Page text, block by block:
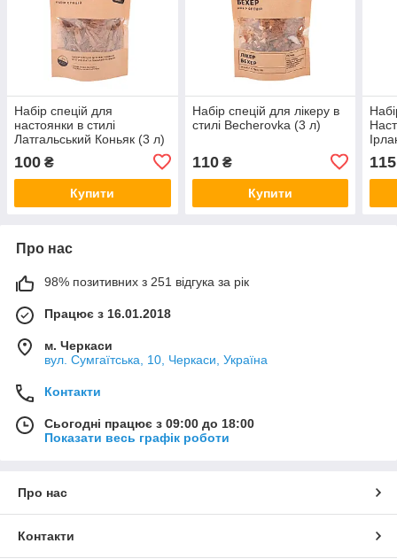
Набір спецій для
настоянки в стилі
Латгальський Коньяк (3 л)
100 ₴
Купити
Набір спецій для лікеру в
стилі Becherovka (3 л)
110₴
Купити
115
Про нас
98% позитивних з 251 відгука за рік
Працює з 16.01.2018
м. Черкаси
вул. Сумгаїтська, 10, Черкаси, Україна
Контакти
Сьогодні працює з 09:00 до 18:00
Показати весь графік роботи
Про нас
Контакти